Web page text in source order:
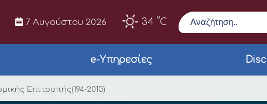
7 Αυγούστου 2026 34 °C
Αναζήτηση
e-Υπηρεσίες
Επιτροπής(194-
Επιτροπής(194-2015)